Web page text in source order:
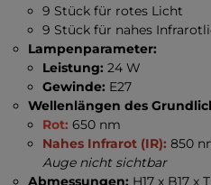
9 Stück für rotes Licht
9 Stück für nahes
Lampenparameter:
Leistung: 24 W
Gewinde: E27
Wellenlängen des
Rot: 650 nm
Nahes Infrarot (IR): 850
Auge nicht sichtbar
Abmessungen: H17 x B17 x